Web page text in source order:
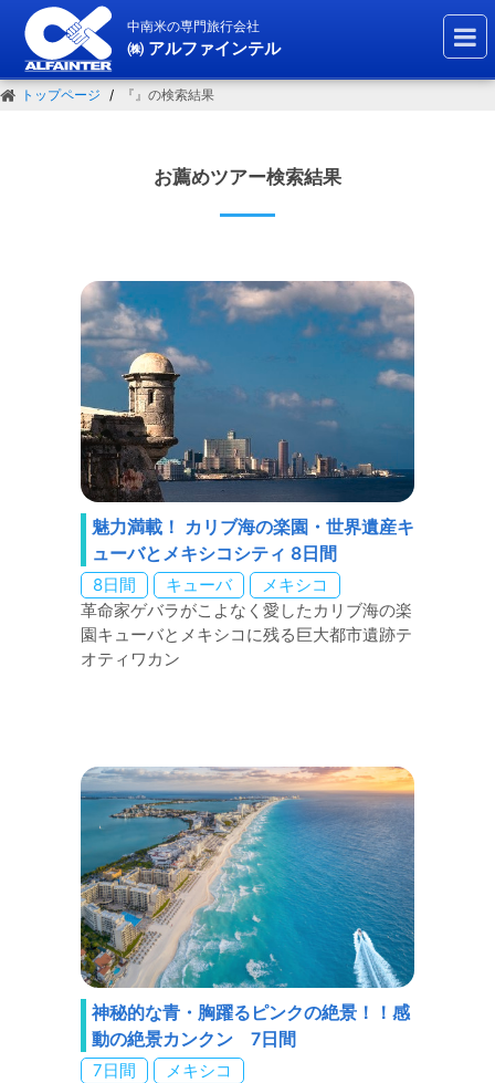
中南米の専門旅行会社
㈱ アルファインテル
トップページ 『』の検索結果
お薦めツアー検索結果
魅力満載！ カリブ海の楽園・世界遺産キ
ューバとメキシコシティ 8日間
8日間 キューバ
メキシコ
革命家ゲバラがこよなく愛したカリブ海の楽
園キューバとメキシコに残る巨大都市遺跡テ
オティワカン
神秘的な青・胸躍るピンクの絶景！！感
動の絶景カンクン 7日間
7日間
メキシコ